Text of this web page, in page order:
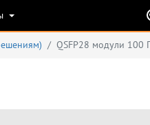
QSFP28 модули 100